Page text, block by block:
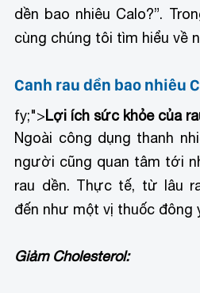
dền bao nhiêu Calo?”.
cùng chúng tôi tìm hiểu về
Canh rau dền bao nhiêu
fy;">Lợi ích sức khỏe của
Ngoài công dụng thanh
người cũng quan tâm tới
rau dền. Thực tế, từ lâu
đến như một vị thuốc đông
Giảm Cholesterol: